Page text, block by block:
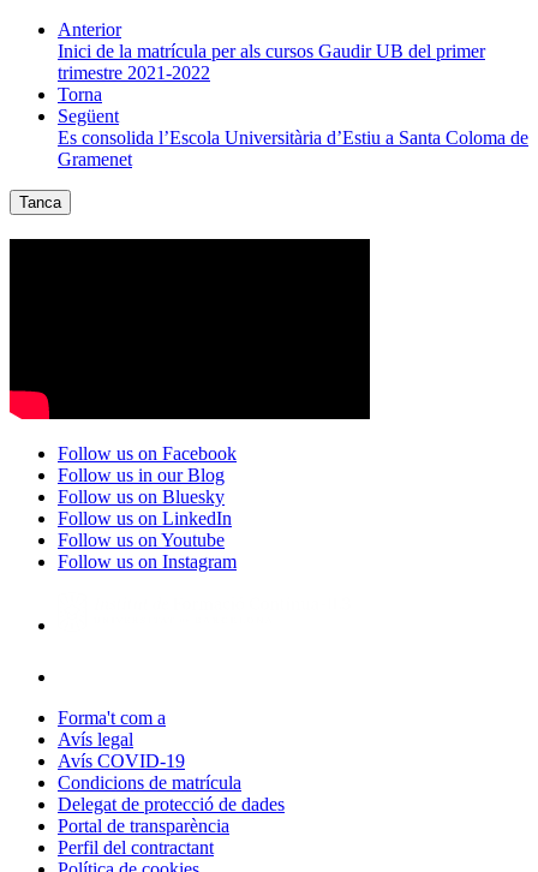
Anterior
Inici de la matrícula per als cursos Gaudir UB del primer
trimestre 2021-2022
Torna
Següent
Es consolida l’Escola Universitària d’Estiu a Santa Coloma de
Gramenet
Tanca
Follow us on Facebook
Follow us in our Blog
Follow us on Bluesky
Follow us on LinkedIn
Follow us on Youtube
Follow us on Instagram
Forma't com a
Avís legal
Avís COVID-19
Condicions de matrícula
Delegat de protecció de dades
Portal de transparència
Perfil del contractant